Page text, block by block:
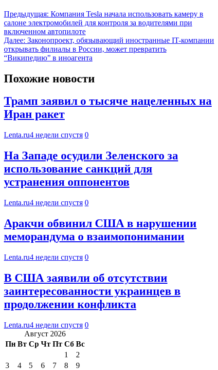
Предыдущая: Компания Tesla начала использовать камеру в
салоне электромобилей для контроля за водителями при
включенном автопилоте
Далее: Законопроект, обязывающий иностранные IT-компании
открывать филиалы в России, может превратить
“Википедию” в иноагента
Похожие новости
Трамп заявил о тысяче нацеленных на
Иран ракет
Lenta.ru4 недели спустя 0
На Западе осудили Зеленского за
использование санкций для
устранения оппонентов
Lenta.ru4 недели спустя 0
Аракчи обвинил США в нарушении
меморандума о взаимопонимании
Lenta.ru4 недели спустя 0
В США заявили об отсутствии
заинтересованности украинцев в
продолжении конфликта
Lenta.ru4 недели спустя 0
Август 2026
Пн Вт Ср Чт Пт Сб Вс
1
2
3
4 5 6 7 8
9